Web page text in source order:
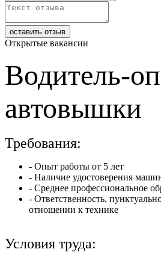
Открытые вакансии
Водитель-
автовышки
Требования:
- Опыт работы от 5 лет
- Наличие удостоверения
- Среднее профессиональное
- Ответственность,
отношении к технике
Условия труда: